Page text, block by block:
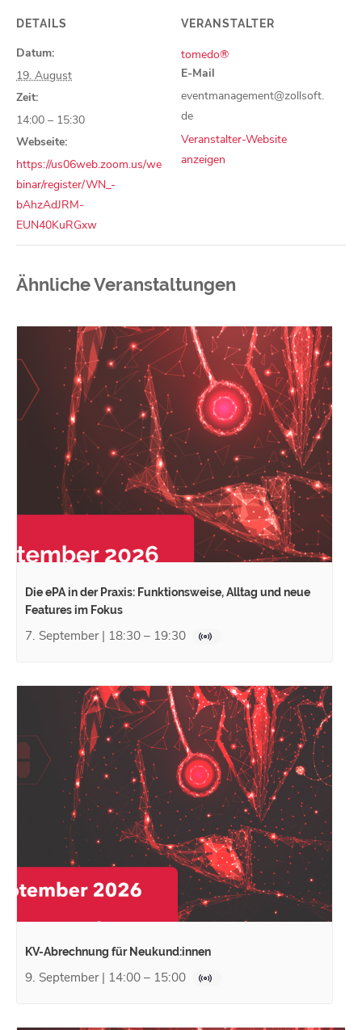
DETAILS
Datum:
19. August
Zeit:
14:00 – 15:30
Webseite:
https://us06web.zoom.us/we
binar/register/WN_-
bAhzAdJRM-
EUN40KuRGxw
VERANSTALTER
tomedo®
E-Mail
eventmanagement@zollsoft.
de
Veranstalter-Website
anzeigen
Ähnliche Veranstaltungen
Die ePA in der Praxis: Funktionsweise, Alltag und neue
Features im Fokus
7. September | 18:30 – 19:30
KV-Abrechnung für Neukund:innen
9. September | 14:00 – 15:00